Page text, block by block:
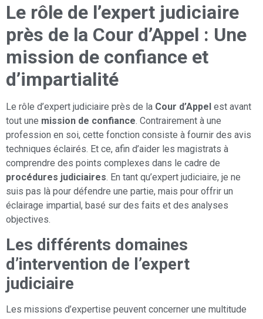
Le rôle de l’expert judiciaire
près de la Cour d’Appel : Une
mission de confiance et
d’impartialité
Le rôle d’expert judiciaire près de la Cour d’Appel est avant
tout une mission de confiance. Contrairement à une
profession en soi, cette fonction consiste à fournir des avis
techniques éclairés. Et ce, afin d’aider les magistrats à
comprendre des points complexes dans le cadre de
procédures judiciaires. En tant qu’expert judiciaire, je ne
suis pas là pour défendre une partie, mais pour offrir un
éclairage impartial, basé sur des faits et des analyses
objectives.
Les différents domaines
d’intervention de l’expert
judiciaire
Les missions d’expertise peuvent concerner une multitude